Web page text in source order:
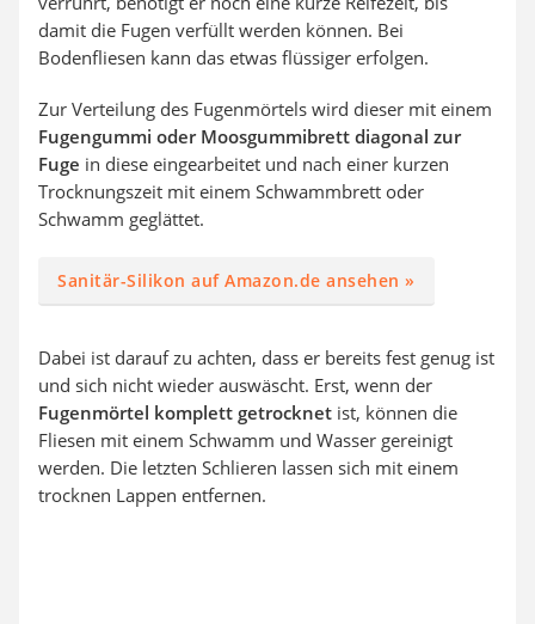
damit die Fugen verfüllt werden können. Bei
Bodenfliesen kann das etwas flüssiger erfolgen.
Zur Verteilung des Fugenmörtels wird dieser mit einem
Fugengummi oder Moosgummibrett diagonal zur
Fuge in diese eingearbeitet und nach einer kurzen
Trocknungszeit mit einem Schwammbrett oder
Schwamm geglättet.
Sanitär-Silikon auf Amazon.de ansehen »
Dabei ist darauf zu achten, dass er bereits fest genug ist
und sich nicht wieder auswäscht. Erst, wenn der
Fugenmörtel komplett getrocknet ist, können die
Fliesen mit einem Schwamm und Wasser gereinigt
werden. Die letzten Schlieren lassen sich mit einem
trocknen Lappen entfernen.